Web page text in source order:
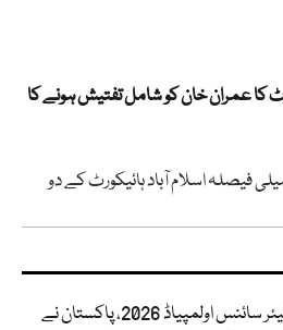
کا عمران خان کو شامل تفتیش ہونے کا
اسلام آباد ہائیکورٹ کے دو
انٹرنیشنل نیوکلیئر سائنس اولمپیاڈ 2026، پاکستان نے